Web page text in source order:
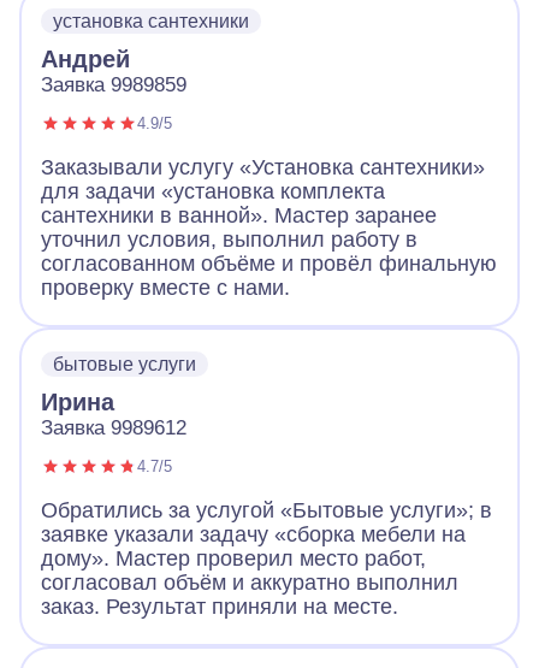
установка сантехники
Андрей
Заявка 9989859
4.9/5
Заказывали услугу «Установка сантехники»
для задачи «установка комплекта
сантехники в ванной». Мастер заранее
уточнил условия, выполнил работу в
согласованном объёме и провёл финальную
проверку вместе с нами.
бытовые услуги
Ирина
Заявка 9989612
4.7/5
Обратились за услугой «Бытовые услуги»; в
заявке указали задачу «сборка мебели на
дому». Мастер проверил место работ,
согласовал объём и аккуратно выполнил
заказ. Результат приняли на месте.